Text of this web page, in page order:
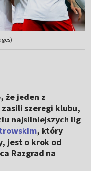
że jeden z
szeregi klubu,
najsilniejszych lig
, który
jest o krok od
Razgrad na